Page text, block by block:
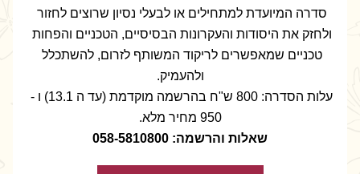
ולהעמיק.
950 מחיר מלא.
שאלות והרשמה: 058-5810800